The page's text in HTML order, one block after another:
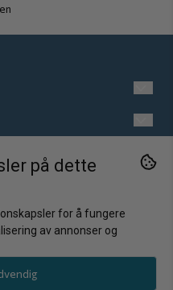
på dette
for å fungere
av annonser og